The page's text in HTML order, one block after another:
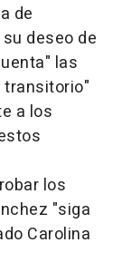
de
deseo de
las
transitorio"
a los
los
"siga
Carolina